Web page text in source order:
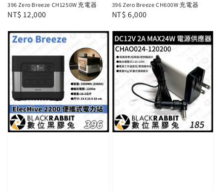
396 Zero Breeze CH1250W 充電器
Regular
NT$ 12,000
396 Zero Breeze CH600W 充電器
Regular
NT$ 6,000